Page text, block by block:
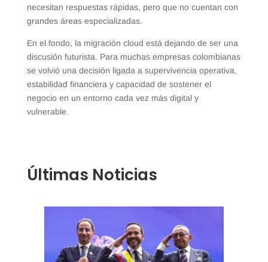
necesitan respuestas rápidas, pero que no cuentan con
grandes áreas especializadas.
En el fondo, la migración cloud está dejando de ser una
discusión futurista. Para muchas empresas colombianas
se volvió una decisión ligada a supervivencia operativa,
estabilidad financiera y capacidad de sostener el
negocio en un entorno cada vez más digital y
vulnerable.
Últimas Noticias